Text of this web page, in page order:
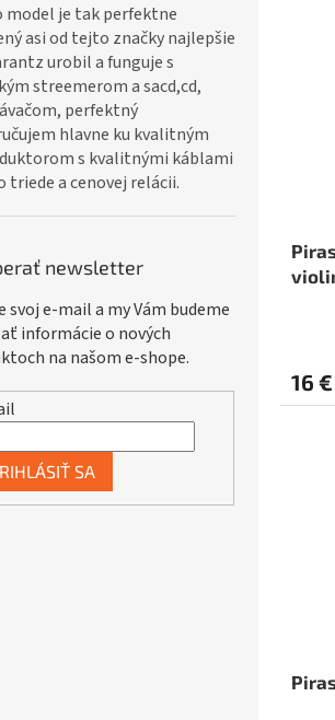
model je tak perfektne
asi od tejto značky najlepšie
urobil a funguje s
streemerom a sacd,cd,
perfektný
hlavne ku kvalitným
s kvalitnými káblami
triede a cenovej relácii.
newsletter
svoj e-mail a my Vám budeme
informácie o nových
na našom e-shope.
SA
16 €